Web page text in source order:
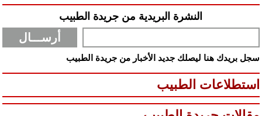
النشرة البريدية من جريدة الطبيب
سجل بريدك هنا ليصلك جديد الأخبار من جريدة الطبيب
استطلاعات الطبيب